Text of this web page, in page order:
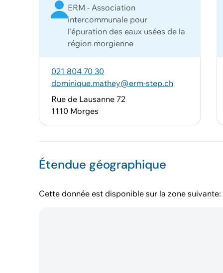
ERM - Association
intercommunale pour
l'épuration des eaux usées de la
région morgienne
021 804 70 30
dominique.mathey@erm-step.ch
Rue de Lausanne 72
1110 Morges
Étendue géographique
Cette donnée est disponible sur la zone suivante: